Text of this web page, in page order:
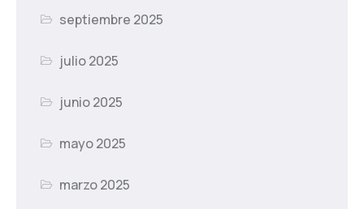
septiembre 2025
julio 2025
junio 2025
mayo 2025
marzo 2025